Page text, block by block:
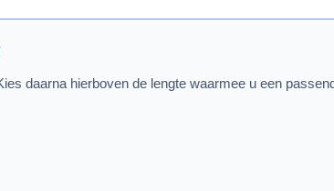
daarna hierboven de lengte waarmee u een